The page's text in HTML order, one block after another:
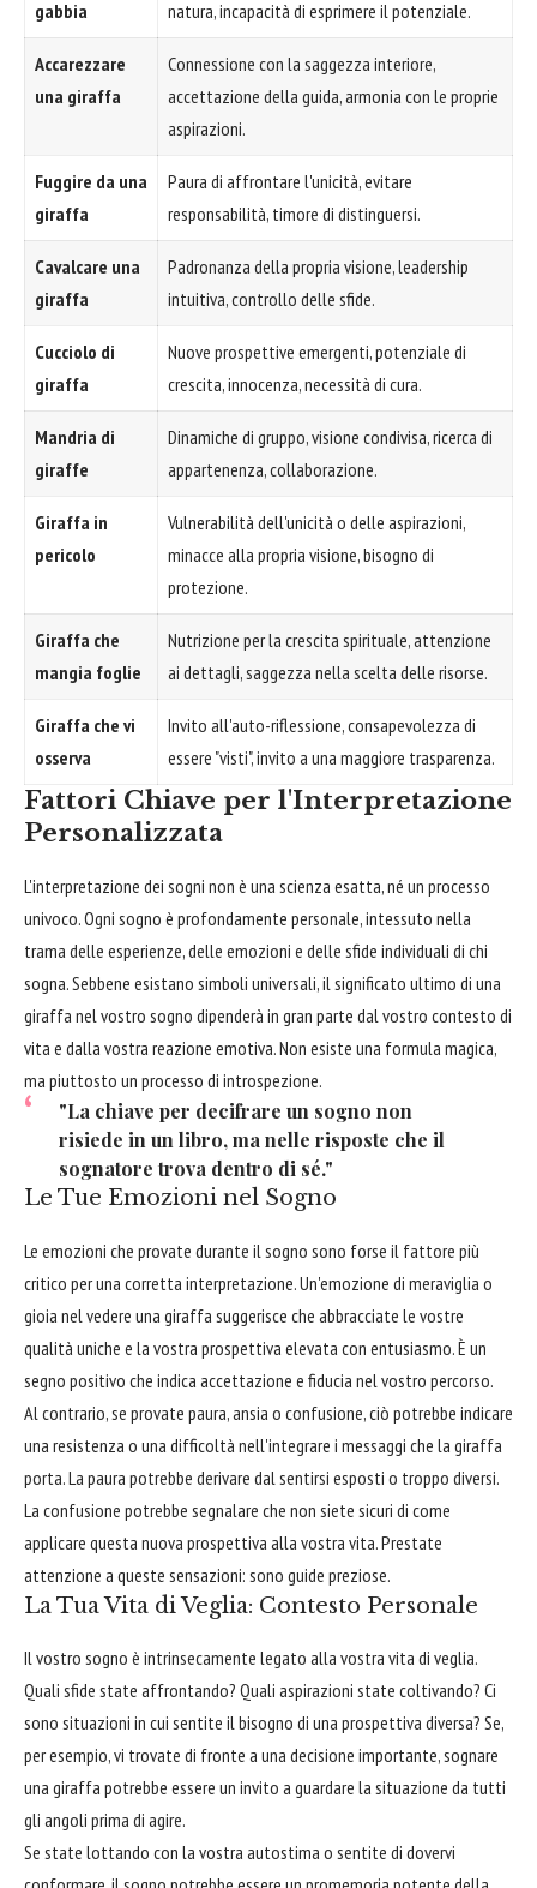
gabbia
natura, incapacità di esprimere il potenziale.
Accarezzare
una giraffa
Connessione con la saggezza interiore,
accettazione della guida, armonia con le proprie
aspirazioni.
Fuggire da una
giraffa
Paura di affrontare l'unicità, evitare
responsabilità, timore di distinguersi.
Cavalcare una
giraffa
Padronanza della propria visione, leadership
intuitiva, controllo delle sfide.
Cucciolo di
giraffa
Nuove prospettive emergenti, potenziale di
crescita, innocenza, necessità di cura.
Mandria di
giraffe
Dinamiche di gruppo, visione condivisa, ricerca di
appartenenza, collaborazione.
Giraffa in
pericolo
Vulnerabilità dell'unicità o delle aspirazioni,
minacce alla propria visione, bisogno di
protezione.
Giraffa che
mangia foglie
Nutrizione per la crescita spirituale, attenzione
ai dettagli, saggezza nella scelta delle risorse.
Giraffa che vi
osserva
Invito all'auto-riflessione, consapevolezza di
essere "visti", invito a una maggiore trasparenza.
Fattori Chiave per l'Interpretazione
Personalizzata
L'interpretazione dei sogni non è una scienza esatta, né un processo
univoco. Ogni sogno è profondamente personale, intessuto nella
trama delle esperienze, delle emozioni e delle sfide individuali di chi
sogna. Sebbene esistano simboli universali, il significato ultimo di una
giraffa nel vostro sogno dipenderà in gran parte dal vostro contesto di
vita e dalla vostra reazione emotiva. Non esiste una formula magica,
ma piuttosto un processo di introspezione.
"La chiave per decifrare un sogno non
risiede in un libro, ma nelle risposte che il
sognatore trova dentro di sé."
Le Tue Emozioni nel Sogno
Le emozioni che provate durante il sogno sono forse il fattore più
critico per una corretta interpretazione. Un'emozione di meraviglia o
gioia nel vedere una giraffa suggerisce che abbracciate le vostre
qualità uniche e la vostra prospettiva elevata con entusiasmo. È un
segno positivo che indica accettazione e fiducia nel vostro percorso.
Al contrario, se provate paura, ansia o confusione, ciò potrebbe indicare
una resistenza o una difficoltà nell'integrare i messaggi che la giraffa
porta. La paura potrebbe derivare dal sentirsi esposti o troppo diversi.
La confusione potrebbe segnalare che non siete sicuri di come
applicare questa nuova prospettiva alla vostra vita. Prestate
attenzione a queste sensazioni: sono guide preziose.
La Tua Vita di Veglia: Contesto Personale
Il vostro sogno è intrinsecamente legato alla vostra vita di veglia.
Quali sfide state affrontando? Quali aspirazioni state coltivando? Ci
sono situazioni in cui sentite il bisogno di una prospettiva diversa? Se,
per esempio, vi trovate di fronte a una decisione importante, sognare
una giraffa potrebbe essere un invito a guardare la situazione da tutti
gli angoli prima di agire.
Se state lottando con la vostra autostima o sentite di dovervi